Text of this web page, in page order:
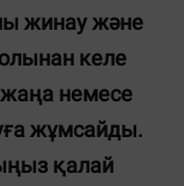
жинау және
келе
немесе
жұмсайды.
қалай